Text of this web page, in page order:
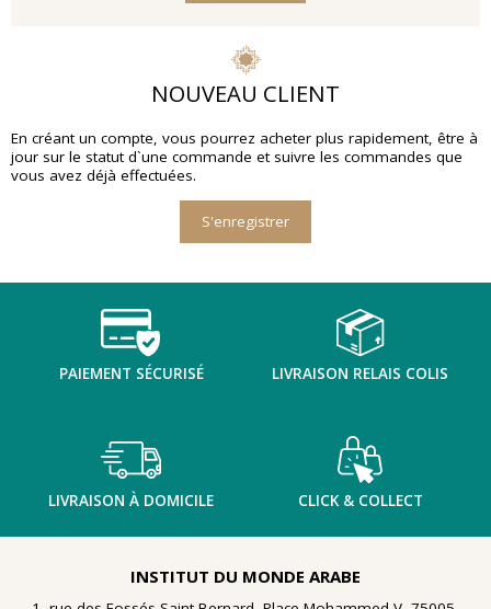
NOUVEAU CLIENT
En créant un compte, vous pourrez acheter plus rapidement, être à
jour sur le statut d`une commande et suivre les commandes que
vous avez déjà effectuées.
S'enregistrer
PAIEMENT SÉCURISÉ LIVRAISON RELAIS COLIS
LIVRAISON À DOMICILE CLICK & COLLECT
INSTITUT DU MONDE ARABE